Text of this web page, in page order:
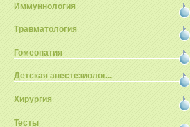
Иммуннология
Травматология
Гомеопатия
Детская анестезиолог...
Хирургия
Тесты